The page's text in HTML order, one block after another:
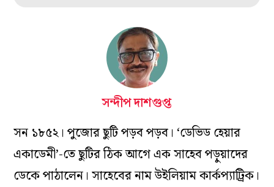
সন্দীপ দাশগুপ্ত
সন ১৮৫২। পুজোর ছুটি পড়ব পড়ব। ‘ডেভিড হেয়ার
একাডেমী’-তে ছুটির ঠিক আগে এক সাহেব পড়ুয়াদের
ডেকে পাঠালেন। সাহেবের নাম উইলিয়াম কার্কপ্যাট্রিক।